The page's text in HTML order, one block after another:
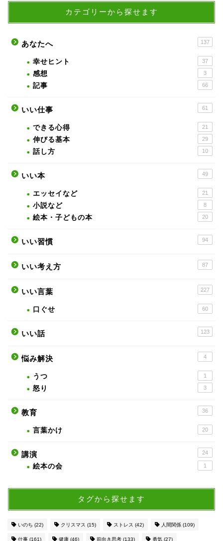
カテゴリーから探せます
あなたへ 137
幸せヒント 37
感想 3
記事 66
いい仕事 61
できる心得 21
伸びる基本 29
話し方 10
いい本 49
エッセイなど 21
小説など 8
絵本・子どもの本 20
いい習慣 94
いい考え方 87
いい言葉 227
口ぐせ 60
いい話 123
悩み解決 4
うつ 1
怒り 3
教育 36
言葉かけ 20
講演 24
絵本の会 1
タグから探せます
いのち (22) クリスマス (15) ストレス (42) 人間関係 (109)
仕事 (161) 健康 (46) 前向き思考 (133) 勇気 (27)